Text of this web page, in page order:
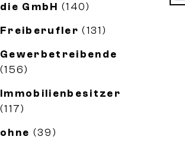
die GmbH (140)
Freiberufler (131)
Gewerbetreibende
(156)
Immobilienbesitzer
(117)
ohne (39)